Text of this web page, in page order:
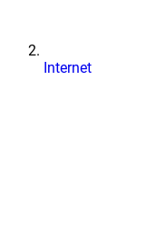
Internet